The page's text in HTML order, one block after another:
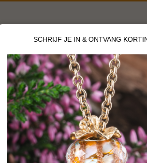
SCHRIJF JE IN & ONTVANG
NIEUW CADEAUBON
voor 12 u besteldklik hier*
kt armband
goud